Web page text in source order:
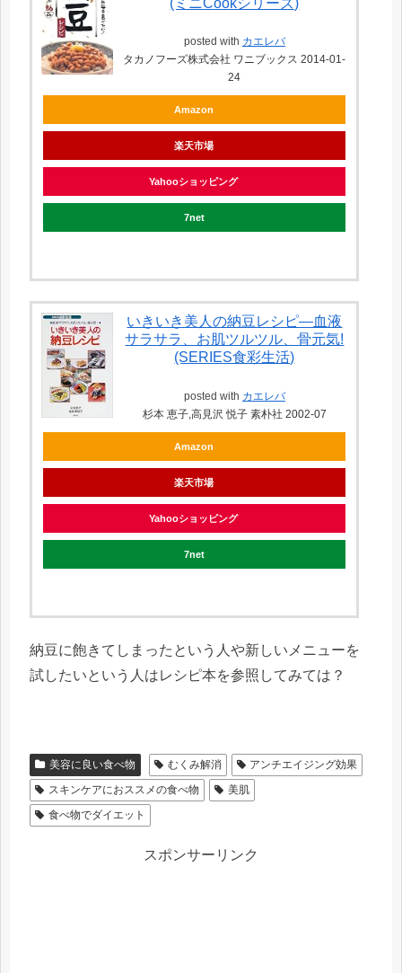
posted with カエレバ
タカノフーズ株式会社 ワニブックス 2014-01-
24
Amazon
楽天市場
Yahooショッピング
7net
いきいき美人の納豆レシピ―血液
サラサラ、お肌ツルツル、骨元気!
(SERIES食彩生活)
posted with カエレバ
杉本 恵子,高見沢 悦子 素朴社 2002-07
Amazon
楽天市場
Yahooショッピング
7net
納豆に飽きてしまったという人や新しいメニューを
試したいという人はレシピ本を参照してみては？
美容に良い食べ物 むくみ解消
アンチエイジング効果
スキンケアにおススメの食べ物
美肌
食べ物でダイエット
スポンサーリンク